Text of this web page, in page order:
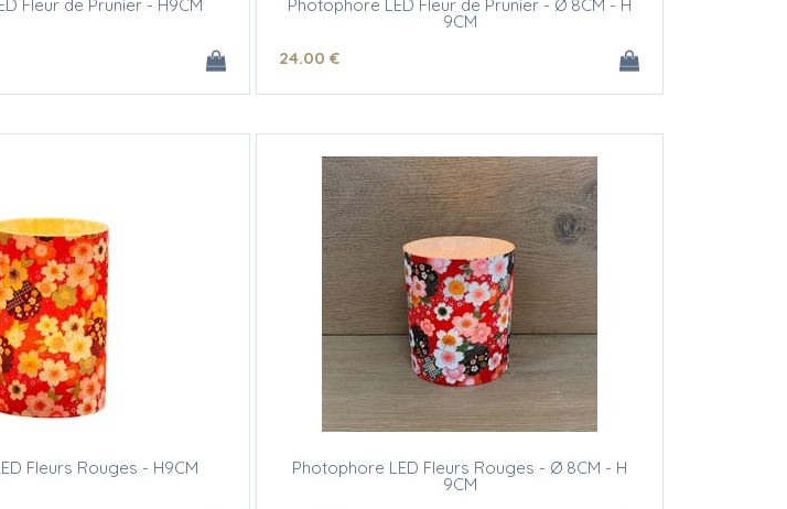
Fleur de Prunier - H9CM Photophore LED Fleur de Prunier - Ø 8CM - H
9CM
24.00 €
Fleurs Rouges - H9CM Photophore LED Fleurs Rouges - Ø 8CM - H
9CM